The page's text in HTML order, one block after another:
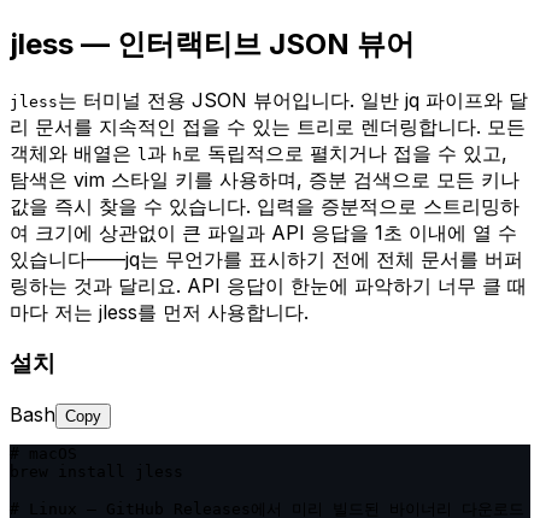
jless — 인터랙티브 JSON 뷰어
jless는 터미널 전용 JSON 뷰어입니다. 일반 jq 파이프와 달
리 문서를 지속적인 접을 수 있는 트리로 렌더링합니다. 모든
객체와 배열은 l 과 h 로 독립적으로 펼치거나 접을 수 있고,
탐색은 vim 스타일 키를 사용하며, 증분 검색으로 모든 키나
값을 즉시 찾을 수 있습니다. 입력을 증분적으로 스트리밍하
여 크기에 상관없이 큰 파일과 API 응답을 1초 이내에 열 수
있습니다——jq는 무언가를 표시하기 전에 전체 문서를 버퍼
링하는 것과 달리요. API 응답이 한눈에 파악하기 너무 클 때
마다 저는 jless를 먼저 사용합니다.
설치
Bash Copy